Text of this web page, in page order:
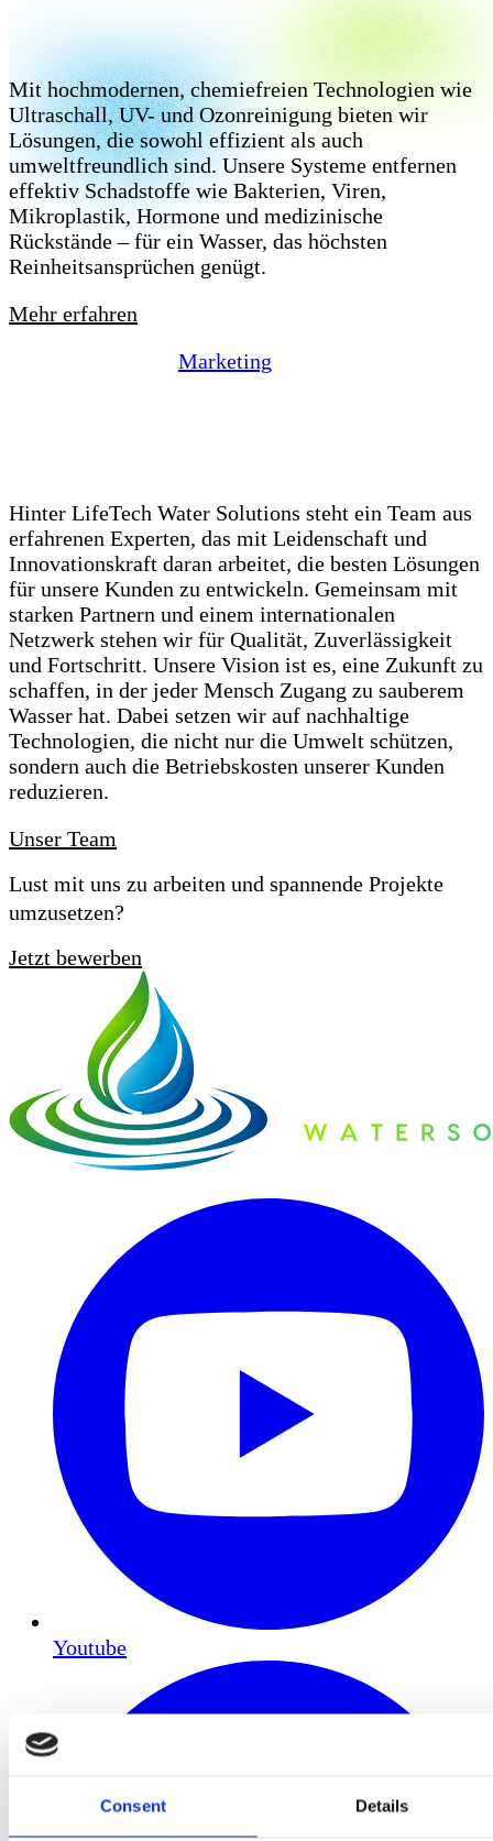
Consent Details
Mit hochmodernen, chemiefreien Technologien wie
Ultraschall, UV- und Ozonreinigung bieten wir
Lösungen, die sowohl effizient als auch
umweltfreundlich sind. Unsere Systeme entfernen
effektiv Schadstoffe wie Bakterien, Viren,
Mikroplastik, Hormone und medizinische
Rückstände – für ein Wasser, das höchsten
Reinheitsansprüchen genügt.
Mehr erfahren
Marketing
Hinter LifeTech Water Solutions steht ein Team aus
erfahrenen Experten, das mit Leidenschaft und
Innovationskraft daran arbeitet, die besten Lösungen
für unsere Kunden zu entwickeln. Gemeinsam mit
starken Partnern und einem internationalen
Netzwerk stehen wir für Qualität, Zuverlässigkeit
und Fortschritt. Unsere Vision ist es, eine Zukunft zu
schaffen, in der jeder Mensch Zugang zu sauberem
Wasser hat. Dabei setzen wir auf nachhaltige
Technologien, die nicht nur die Umwelt schützen,
sondern auch die Betriebskosten unserer Kunden
reduzieren.
Unser Team
Lust mit uns zu arbeiten und spannende Projekte
umzusetzen?
Jetzt bewerben
Youtube